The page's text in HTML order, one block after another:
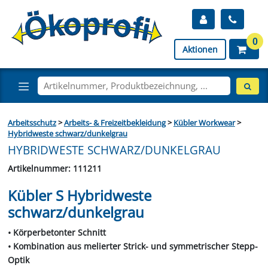
Aktionen
0
Arbeitsschutz>Arbeits- & Freizeitbekleidung>Kübler Workwear>
Hybridweste schwarz/dunkelgrau
HYBRIDWESTE SCHWARZ/DUNKELGRAU
Artikelnummer: 111211
Kübler S Hybridweste
schwarz/dunkelgrau
• Körperbetonter Schnitt
• Kombination aus melierter Strick- und symmetrischer Stepp-
Optik